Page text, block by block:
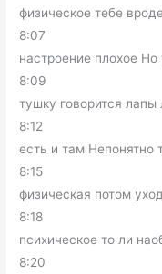
физическое тебе
8:07
настроение плохое Но
8:09
тушку говорится лапы
8:12
есть и там Непонятно
8:15
физическая потом
8:18
психическое то ли
8:20